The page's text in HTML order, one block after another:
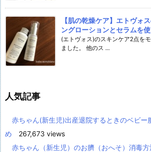
【肌の乾燥ケア】エトヴォ
ングローションとセラムを
(エトヴォス)のスキンケア2点を
ました。 他のス ...
人気記事
赤ちゃん(新生児)出産退院するときのベビー
め
267,673 views
赤ちゃん（新生児）のお臍（おへそ）消毒方